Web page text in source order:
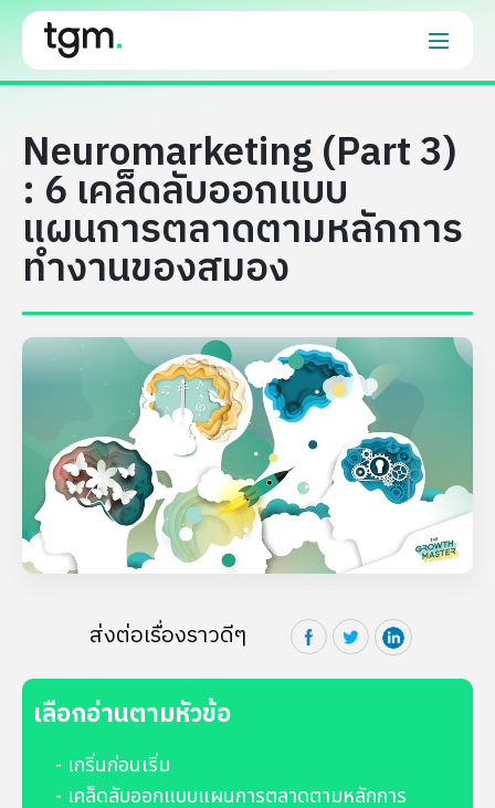
Neuromarketing (Part 3)
: 6 เคล็ดลับออกแบบ
แผนการตลาดตามหลักการ
ทำงานของสมอง
ส่งต่อเรื่องราวดีๆ
เลือกอ่านตามหัวข้อ
- เกริ่นก่อนเริ่ม
- เคล็ดลับออกแบบแผนการตลาดตามหลักการ